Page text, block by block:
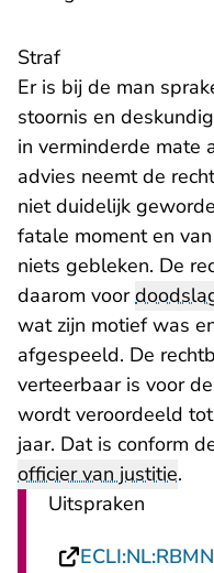
Straf
Er is bij de man
stoornis en
in verminderde mate
advies neemt de
niet duidelijk
fatale moment en
niets gebleken. De
daarom voor
wat zijn motief was
afgespeeld. De
verteerbaar is voor
wordt veroordeeld
jaar. Dat is conform
officier van justitie.
Uitspraken